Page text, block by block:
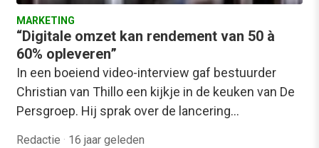
MARKETING
“Digitale omzet kan rendement van 50 à
60% opleveren”
In een boeiend video-interview gaf bestuurder
Christian van Thillo een kijkje in de keuken van De
Persgroep. Hij sprak over de lancering…
Redactie · 16 jaar geleden